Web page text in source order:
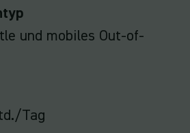
und mobiles Out-of-
Tag